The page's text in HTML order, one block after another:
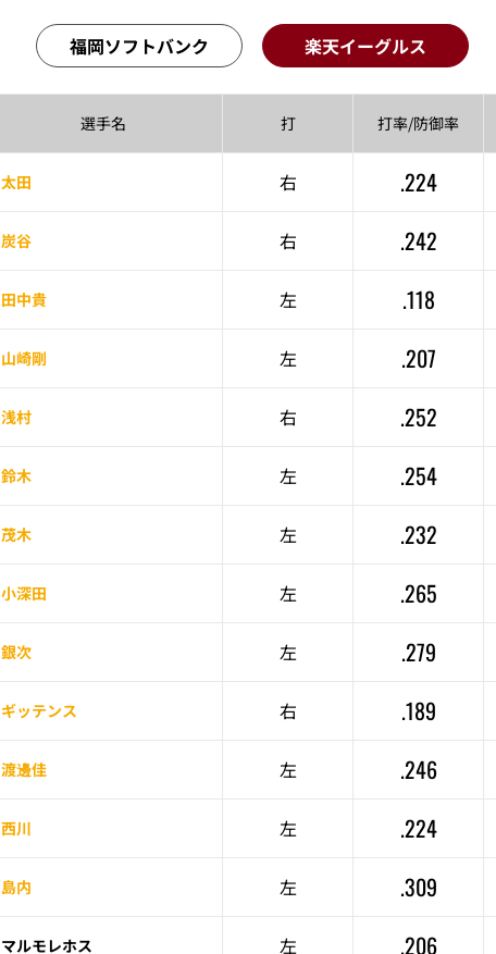
福岡ソフトバンク 楽天イーグルス
選手名 打 打率/防御率
太田 右 .224
炭谷 右 .242
田中貴 左 .118
山崎剛 左 .207
浅村 右 .252
鈴木 左 .254
茂木 左 .232
小深田 左 .265
銀次 左 .279
ギッテンス 右 .189
渡邊佳 左 .246
西川 左 .224
島内 左 .309
マルモレホス 左 .206